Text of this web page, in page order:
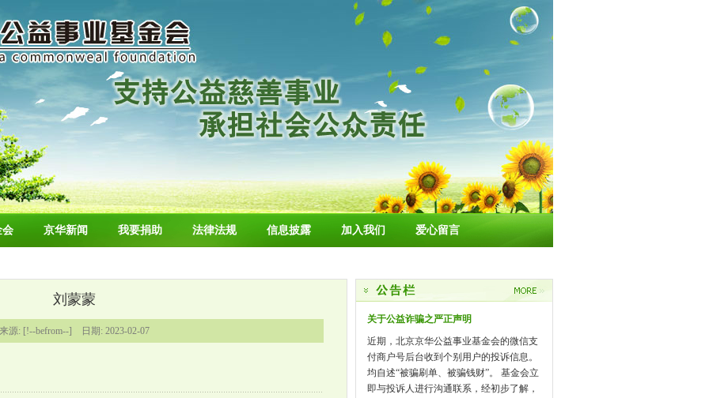
会 京华新闻 我要捐助 法律法规 信息披露 加入我们 爱心留言
刘蒙蒙
来源: [!--befrom--] 日期: 2023-02-07
关于公益诈骗之严正声明
近期，北京京华公益事业基金会的微信支
付商户号后台收到个别用户的投诉信息。
均自述“被骗刷单、被骗钱财”。 基金会立
即与投诉人进行沟通联系，经初步了解，